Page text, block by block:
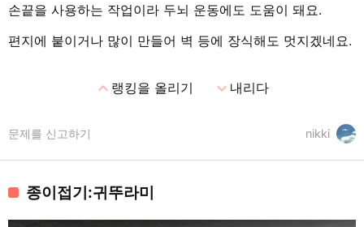
손끝을 사용하는 작업이라 두뇌 운동에도 도움이 돼요.
편지에 붙이거나 많이 만들어 벽 등에 장식해도 멋지겠네요.
expand_less랭킹을 올리기 expand_more내리다
nikki
문제를 신고하기
종이접기:귀뚜라미